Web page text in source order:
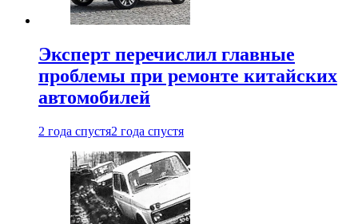
Эксперт перечислил главные
проблемы при ремонте китайских
автомобилей
2 года спустя2 года спустя